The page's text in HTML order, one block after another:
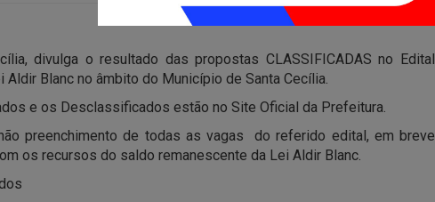
divulga o resultado das propostas CLASSIFICADAS no Edital
Blanc no âmbito do Município de Santa Cecília.
e os Desclassificados estão no Site Oficial da Prefeitura.
preenchimento de todas as vagas do referido edital, em breve
os recursos do saldo remanescente da Lei Aldir Blanc.